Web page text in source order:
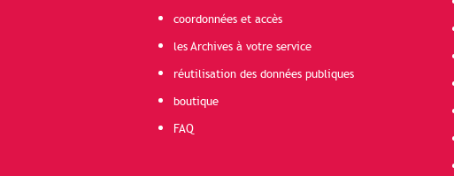
coordonnées et accès
les Archives à votre service
réutilisation des données publiques
boutique
FAQ